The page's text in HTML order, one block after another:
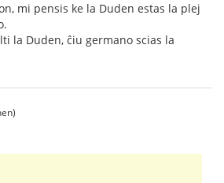
mi pensis ke la Duden estas la plej
la Duden, ĉiu germano scias la